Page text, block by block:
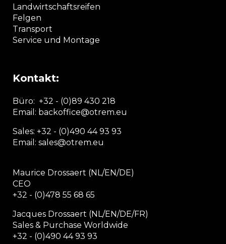
Kontakt:
Büro: +32 - (0)89 430 218
Email: backoffice@otrem.eu
Sales: +32 - (0)490 44 93 93
Email: sales@otrem.eu
Maurice Drossaert (NL/EN/DE)
CEO
+32 - (0)478 55 68 65
Jacques Drossaert (NL/EN/DE/FR)
Sales & Purchase Worldwide
+32 - (0)490 44 93 93
Landwirtschaftsreifen
Felgen
Transport
Service und Montage